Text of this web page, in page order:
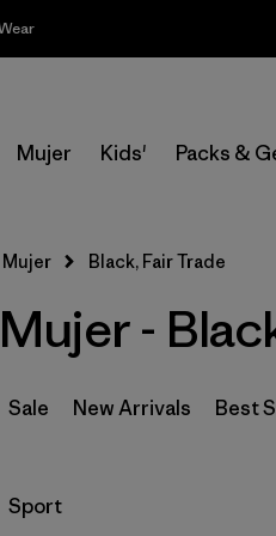
Mujer Kids' Packs &
Mujer Black, Fair Trade
Mujer -
Sale New Arrivals Best
Filtrar por
Sport